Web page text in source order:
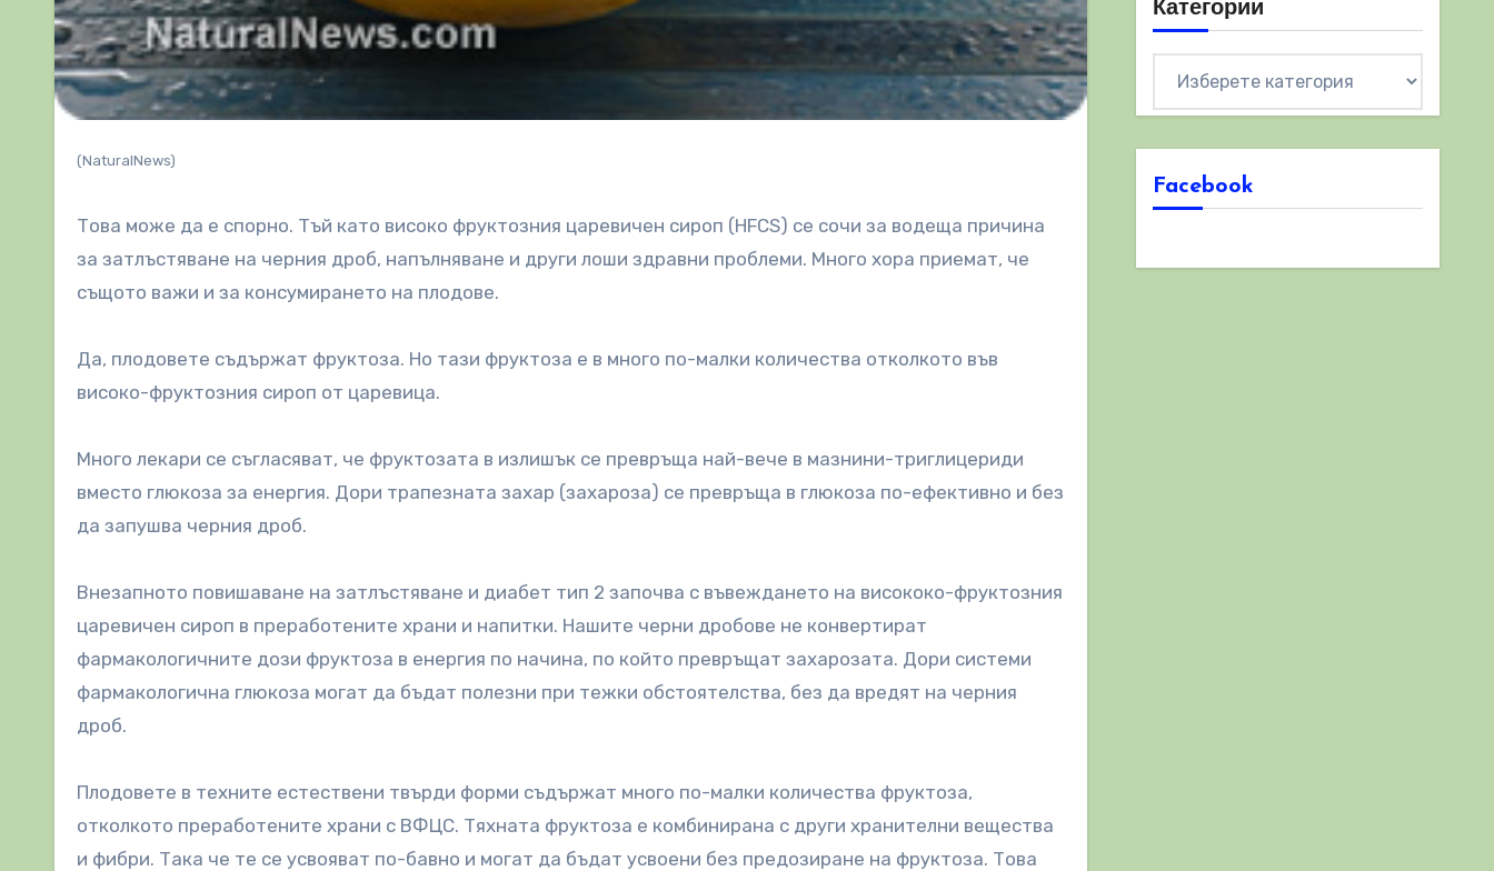
(NaturalNews)
Това може да е спорно. Тъй като високо фруктозния царевичен сироп (HFCS) се сочи за водеща причина
за затлъстяване на черния дроб, напълняване и други лоши здравни проблеми. Много хора приемат, че
същото важи и за консумирането на плодове.
Да, плодовете съдържат фруктоза. Но тази фруктоза е в много по-малки количества отколкото във
високо-фруктозния сироп от царевица.
Много лекари се съгласяват, че фруктозата в излишък се превръща най-вече в мазнини-триглицериди
вместо глюкоза за енергия. Дори трапезната захар (захароза) се превръща в глюкоза по-ефективно и без
да запушва черния дроб.
Внезапното повишаване на затлъстяване и диабет тип 2 започва с въвеждането на висококо-фруктозния
царевичен сироп в преработените храни и напитки. Нашите черни дробове не конвертират
фармакологичните дози фруктоза в енергия по начина, по който превръщат захарозата. Дори системи
фармакологична глюкоза могат да бъдат полезни при тежки обстоятелства, без да вредят на черния
дроб.
Плодовете в техните естествени твърди форми съдържат много по-малки количества фруктоза,
отколкото преработените храни с ВФЦС. Тяхната фруктоза е комбинирана с други хранителни вещества
и фибри. Така че те се усвояват по-бавно и могат да бъдат усвоени без предозиране на фруктоза. Това
Категории
Facebook